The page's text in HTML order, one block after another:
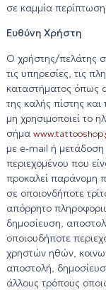
σε καμμία
Ευθύνη Χρήστη
Ο χρήστης/πελάτης
τις υπηρεσίες, τις
καταστήματος όπως
της καλής πίστης
μη χρησιμοποιεί τo
σήμα
με e-mail ή μετάδοση
περιεχομένου που
προκαλεί παράνομη
σε οποιονδήποτε
απόρρητο
δημοσίευση,
οποιουδήποτε
χρηστών ηθών,
αποστολή,
άλλους τρόπους